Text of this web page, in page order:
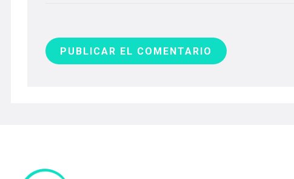
PUBLICAR EL COMENTARIO